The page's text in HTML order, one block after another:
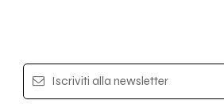
Iscriviti alla newsletter